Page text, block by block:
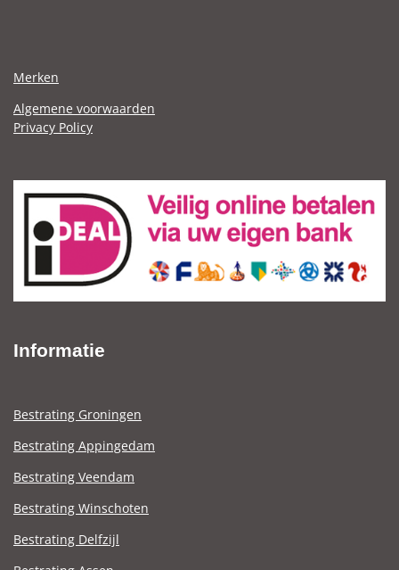
Merken
Algemene voorwaarden
Privacy Policy
Informatie
Bestrating Groningen
Bestrating Appingedam
Bestrating Veendam
Bestrating Winschoten
Bestrating Delfzijl